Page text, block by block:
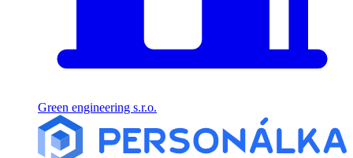
Green engineering s.r.o.